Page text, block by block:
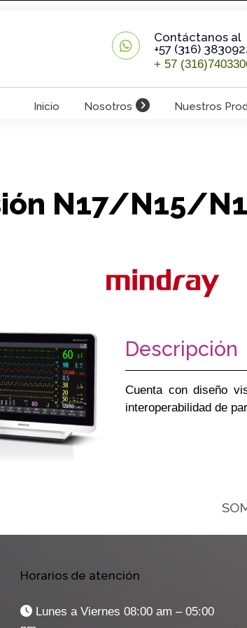
Contáctanos al
+57 (316)
+ 57
Inicio Nosotros Nuestros
N17/N15/
Descripción
Cuenta con diseño
interoperabilidad de
Horarios de atención
Lunes a Viernes 08:00 am – 05:00